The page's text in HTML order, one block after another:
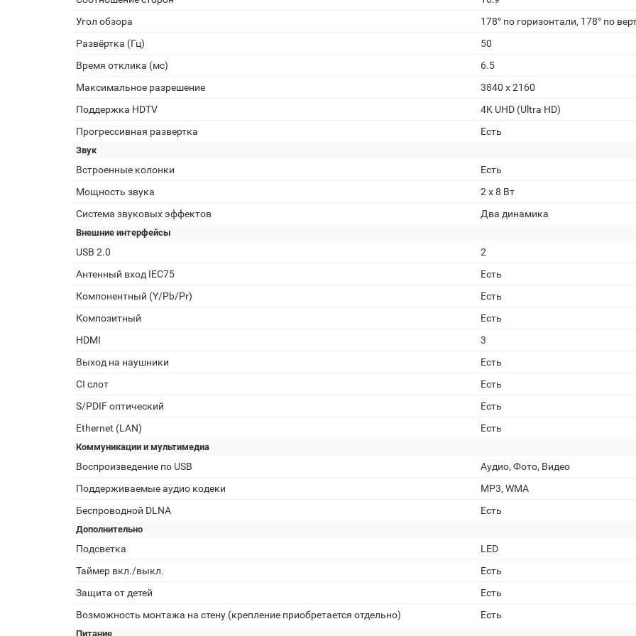
Угол обзора
178° по горизонтали, 178° по
Развёртка (Гц)
50
Время отклика (мс)
6.5
Максимальное разрешение
3840 x 2160
Поддержка HDTV
4K UHD (Ultra HD)
Прогрессивная развертка
Есть
Звук
Встроенные колонки
Есть
Мощность звука
2 x 8 Вт
Система звуковых эффектов
Два динамика
Внешние интерфейсы
USB 2.0
2
Антенный вход IEC75
Есть
Компонентный (Y/Pb/Pr)
Есть
Композитный
Есть
HDMI
3
Выход на наушники
Есть
CI слот
Есть
S/PDIF оптический
Есть
Ethernet (LAN)
Есть
Коммуникации и мультимедиа
Воспроизведение по USB
Аудио, Фото, Видео
Поддерживаемые аудио кодеки
MP3, WMA
Беспроводной DLNA
Есть
Дополнительно
Подсветка
LED
Таймер вкл./выкл.
Есть
Защита от детей
Есть
Возможность монтажа на стену (крепление приобретается отдельно)
Есть
Питание